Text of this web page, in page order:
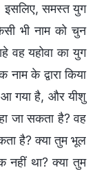
इसलिए, समस्त युग
भी नाम को चुन
यहोवा का युग
के द्वारा किया
गया है, और यीशु
जा सकता है? वह
है? क्या तुम भूल
नहीं था? क्या तुम